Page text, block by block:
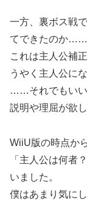
一方、裏ボス戦
てできたのか……
これは主人公補
うやく主人公に
……それでもいい
説明や理屈が欲し
WiiU版の時点か
「主人公は何者
いました。
僕はあまり気に